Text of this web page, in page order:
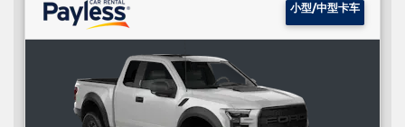
小型/中型卡车